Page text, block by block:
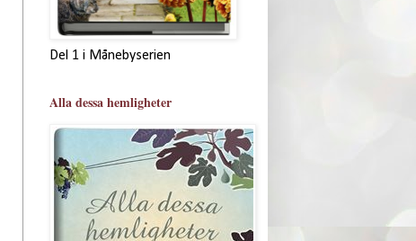
Del 1 i Månebyserien
Alla dessa hemligheter